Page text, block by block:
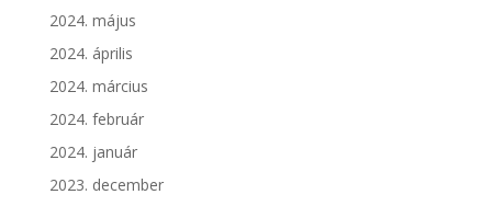
2024. május
2024. április
2024. március
2024. február
2024. január
2023. december